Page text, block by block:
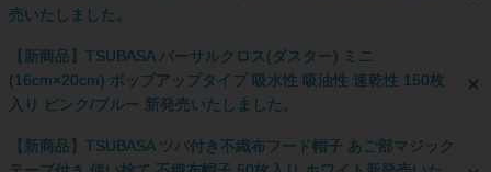
売いたしました。
【新商品】TSUBASA バーサルクロス(ダスター) ミニ
(16cm×20cm) ポップアップタイプ 吸水性 吸油性 速乾性 150枚
入り ピンク/ブルー 新発売いたしました。
【新商品】TSUBASA ツバ付き不織布フード帽子 あご部マジック